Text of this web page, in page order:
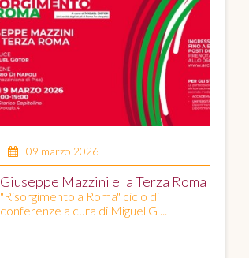
09 marzo 2026
Giuseppe Mazzini e la Terza Roma
"Risorgimento a Roma" ciclo di
conferenze a cura di Miguel G ...